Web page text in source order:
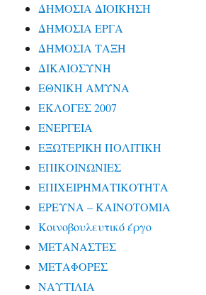
ΔΗΜΟΣΙΑ ΔΙΟΙΚΗΣΗ
ΔΗΜΟΣΙΑ ΕΡΓΑ
ΔΗΜΟΣΙΑ ΤΑΞΗ
ΔΙΚΑΙΟΣΥΝΗ
ΕΘΝΙΚΗ ΑΜΥΝΑ
ΕΚΛΟΓΕΣ 2007
ΕΝΕΡΓΕΙΑ
ΕΞΩΤΕΡΙΚΗ ΠΟΛΙΤΙΚΗ
ΕΠΙΚΟΙΝΩΝΙΕΣ
ΕΠΙΧΕΙΡΗΜΑΤΙΚΟΤΗΤΑ
ΕΡΕΥΝΑ – ΚΑΙΝΟΤΟΜΙΑ
Κοινοβουλευτικό έργο
ΜΕΤΑΝΑΣΤΕΣ
ΜΕΤΑΦΟΡΕΣ
ΝΑΥΤΙΛΙΑ